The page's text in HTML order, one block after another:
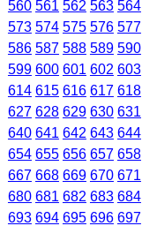
560 561 562 563 564
573 574 575 576 577
586 587 588 589 590
599 600 601 602 603
614 615 616 617 618
627 628 629 630 631
640 641 642 643 644
654 655 656 657 658
667 668 669 670 671
680 681 682 683 684
693 694 695 696 697